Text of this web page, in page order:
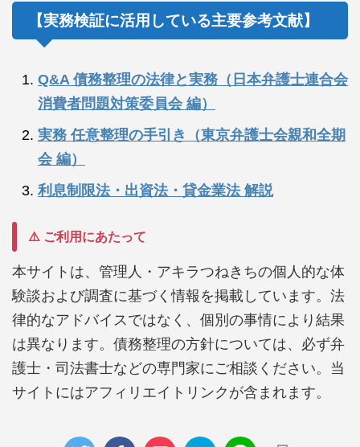
【実務検証に活用している主要参考文献】
Q&A 債務整理の法律と実務（日本弁護士連合会
消費者問題対策委員会 編）
実務 任意整理の手引き（東京弁護士会親和全期
会 編）
利息制限法・出資法・貸金業法 解説
⚠️ ご利用にあたって
本サイトは、管理人・アキラつねきちの個人的な体
験談および調査に基づく情報を掲載しています。法
律的なアドバイスではなく、個別の事情により結果
は異なります。債務整理の方針については、必ず弁
護士・司法書士などの専門家にご相談ください。当
サイトにはアフィリエイトリンクが含まれます。